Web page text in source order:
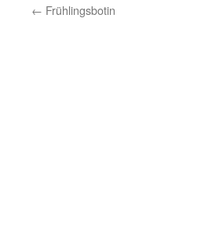
← Frühlingsbotin